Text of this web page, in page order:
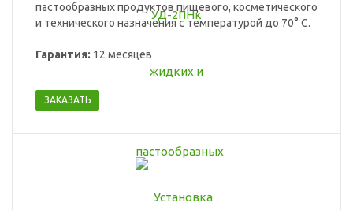
пастообразных продуктов пищевого, косметического
и технического назначения с температурой до 70° С.
Гарантия: 12 месяцев
ЗАКАЗАТЬ